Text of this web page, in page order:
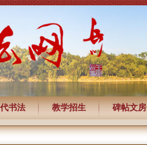
书法 教学招生 碑帖文房